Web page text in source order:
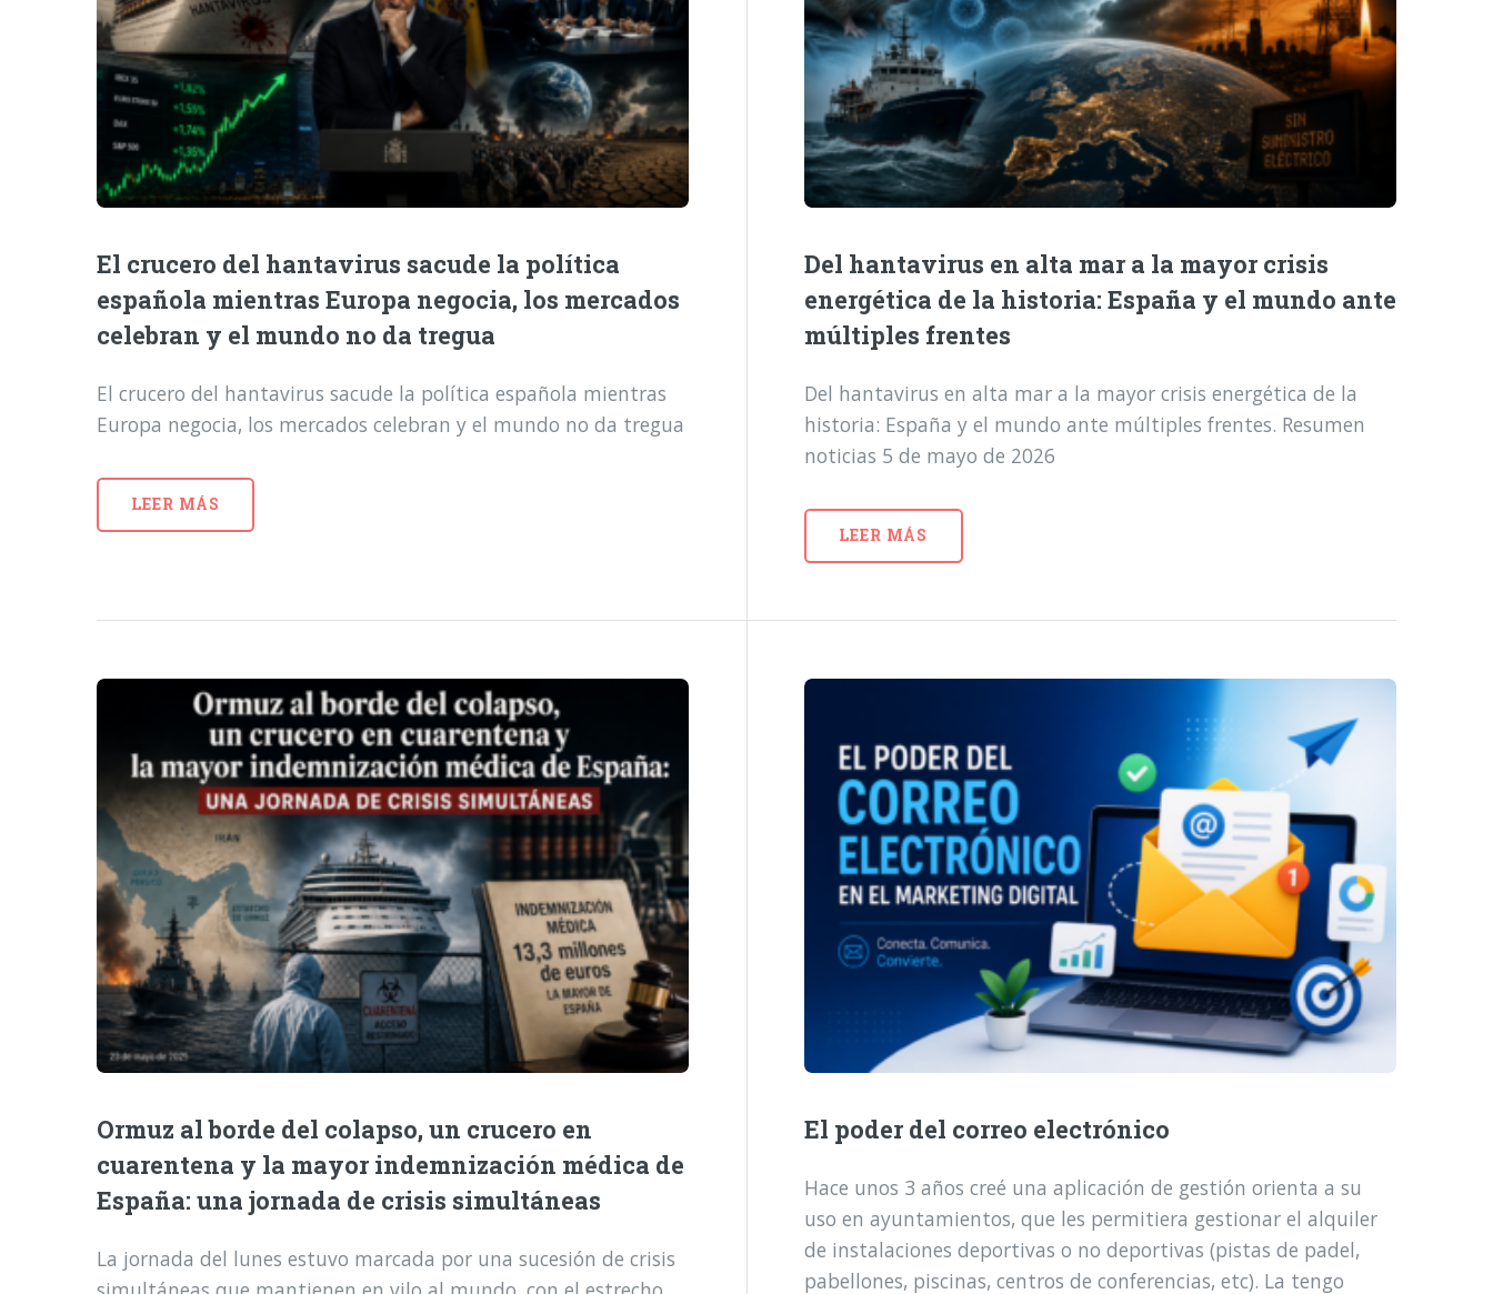
El crucero del hantavirus sacude la política
española mientras Europa negocia, los mercados
celebran y el mundo no da tregua
El crucero del hantavirus sacude la política española mientras
Europa negocia, los mercados celebran y el mundo no da tregua
LEER MÁS
Del hantavirus en alta mar a la mayor crisis
energética de la historia: España y el mundo ante
múltiples frentes
Del hantavirus en alta mar a la mayor crisis energética de la
historia: España y el mundo ante múltiples frentes. Resumen
noticias 5 de mayo de 2026
LEER MÁS
Ormuz al borde del colapso, un crucero en
cuarentena y la mayor indemnización médica de
España: una jornada de crisis simultáneas
La jornada del lunes estuvo marcada por una sucesión de crisis
El poder del correo electrónico
Hace unos 3 años creé una aplicación de gestión orienta a su
uso en ayuntamientos, que les permitiera gestionar el alquiler
de instalaciones deportivas o no deportivas (pistas de padel,
pabellones, piscinas, centros de conferencias, etc). La tengo